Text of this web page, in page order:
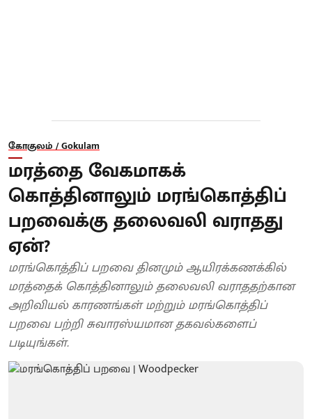
கோகுலம் / Gokulam
மரத்தை வேகமாகக்
கொத்தினாலும் மரங்கொத்திப்
பறவைக்கு தலைவலி வராதது
ஏன்?
மரங்கொத்திப் பறவை தினமும் ஆயிரக்கணக்கில்
மரத்தைக் கொத்தினாலும் தலைவலி வராததற்கான
அறிவியல் காரணங்கள் மற்றும் மரங்கொத்திப்
பறவை பற்றி சுவாரஸ்யமான தகவல்களைப்
படியுங்கள்.